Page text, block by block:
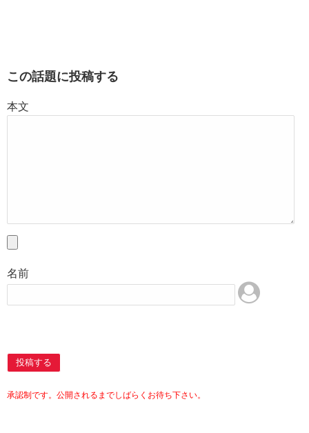
この話題に投稿する
本文
名前
投稿する
承認制です。公開されるまでしばらくお待ち下さい。